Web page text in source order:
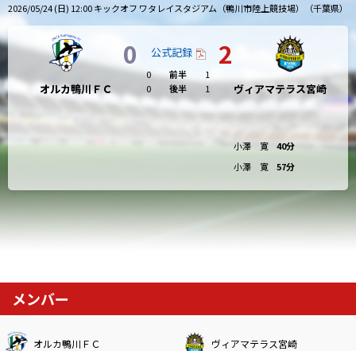
2026/05/24 (日) 12:00 キックオフ ワタレイスタジアム（鴨川市陸上競技場）（千葉県）
オルカ鴨川ＦＣ
0 公式記録 2
0 前半
1
0
後半 1 ヴィアマテラス宮崎
小澤 寛
40分
小澤 寛
57分
メンバー
オルカ鴨川ＦＣ ヴィアマテラス宮崎